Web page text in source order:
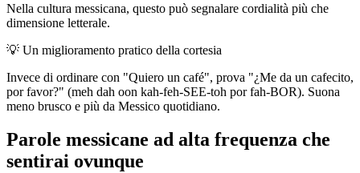
Nella cultura messicana, questo può segnalare cordialità più che
dimensione letterale.
💡 Un miglioramento pratico della cortesia
Invece di ordinare con "Quiero un café", prova "¿Me da un cafecito,
por favor?" (meh dah oon kah-feh-SEE-toh por fah-BOR). Suona
meno brusco e più da Messico quotidiano.
Parole messicane ad alta frequenza che
sentirai ovunque